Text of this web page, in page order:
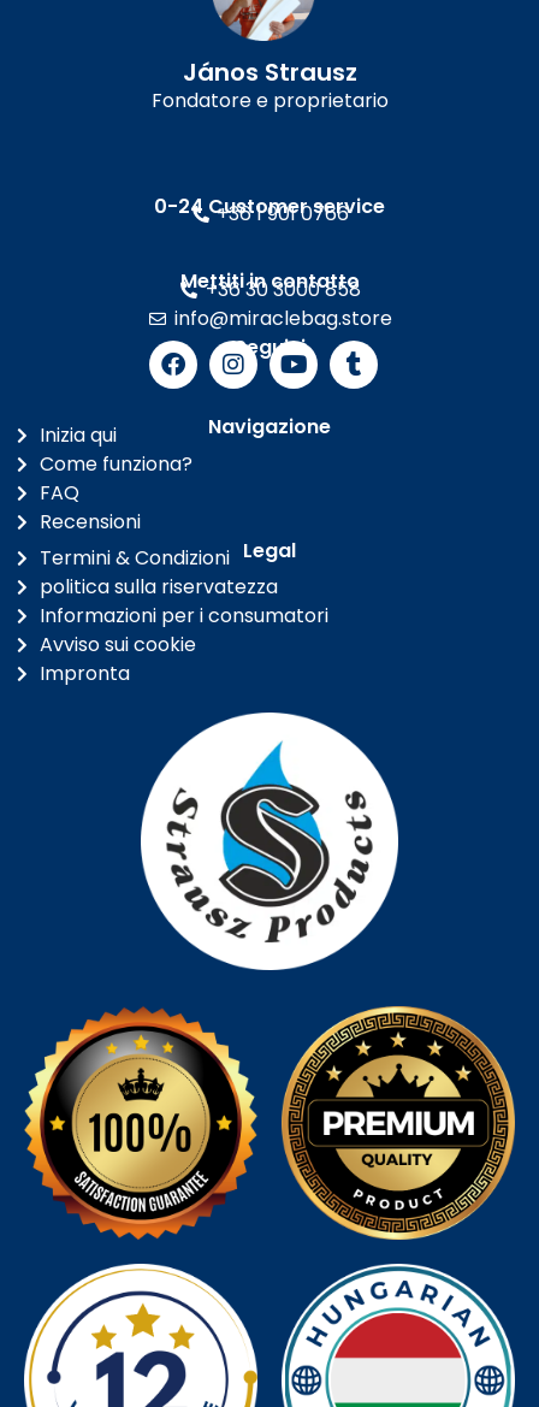
János Strausz
Fondatore e proprietario
0-24 Customer service
+36 1 901 0766
Mettiti in contatto
+36 30 3000 858
info@miraclebag.store
Seguici
Navigazione
Inizia qui
Come funziona?
FAQ
Recensioni
Legal
Termini & Condizioni
politica sulla riservatezza
Informazioni per i consumatori
Avviso sui cookie
Impronta